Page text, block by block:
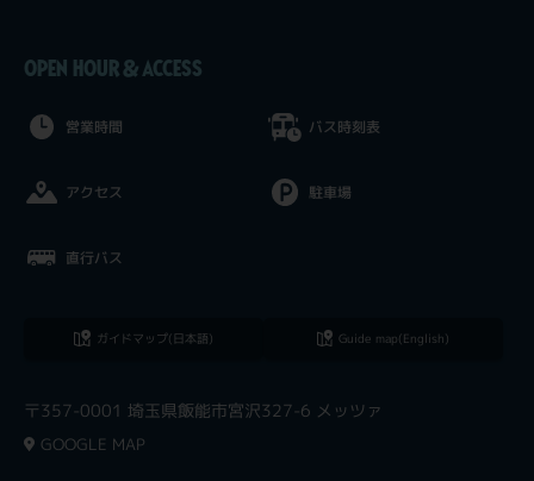
OPEN HOUR & ACCESS
営業時間
アクセス
直行バス
バス時刻表
駐車場
ガイドマップ(日本語) Guide map(English)
〒357-0001 埼玉県飯能市宮沢327-6 メッツァ
GOOGLE MAP